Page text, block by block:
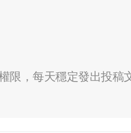
，每天穩定發出投稿